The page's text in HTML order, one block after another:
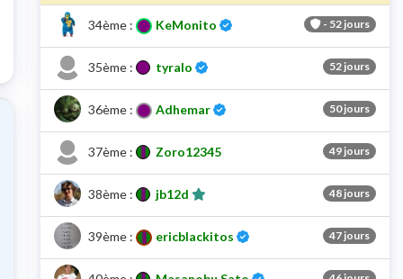
de ce pointage
34ème : KeMonito Certifié - 52 jours
35ème : tyralo Certifié 52 jours
36ème : Adhemar Certifié 50 jours
37ème : Zoro12345 49 jours
38ème : jb12d 48 jours
39ème : ericblackitos Certifié 47 jours
Certifié